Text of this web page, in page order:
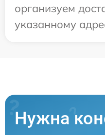
организуем
указанному
Нужна